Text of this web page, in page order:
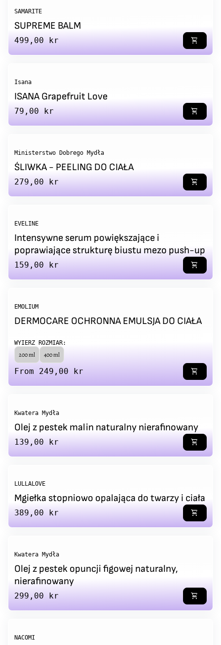
SAMARITE
SUPREME BALM
Regular price
499,00 kr shopping_cart
Isana
ISANA Grapefruit Love
Regular price
79,00 kr shopping_cart
Ministerstwo Dobrego Mydła
ŚLIWKA - PEELING DO CIAŁA
Regular price
279,00 kr shopping_cart
EVELINE
Intensywne serum powiększające i
poprawiające strukturę biustu mezo push-up
Regular price
159,00 kr shopping_cart
EMOLIUM
DERMOCARE OCHRONNA EMULSJA DO CIAŁA
WYIERZ ROZMIAR:
200 ml 400 ml
Regular price
From 249,00 kr shopping_cart
Kwatera Mydła
Olej z pestek malin naturalny nierafinowany
Regular price
139,00 kr shopping_cart
LULLALOVE
Mgiełka stopniowo opalająca do twarzy i ciała
Regular price
389,00 kr shopping_cart
Kwatera Mydła
Olej z pestek opuncji figowej naturalny,
nierafinowany
Regular price
299,00 kr shopping_cart
NACOMI